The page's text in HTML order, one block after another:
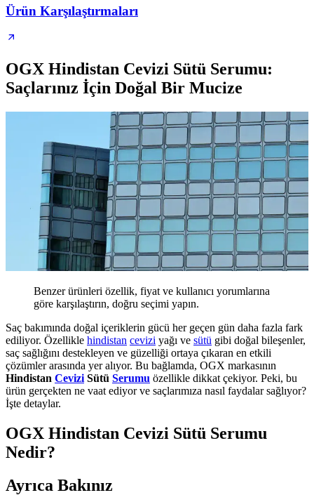
Ürün Karşılaştırmaları
OGX Hindistan Cevizi Sütü Serumu:
Saçlarınız İçin Doğal Bir Mucize
Benzer ürünleri özellik, fiyat ve kullanıcı yorumlarına
göre karşılaştırın, doğru seçimi yapın.
Saç bakımında doğal içeriklerin gücü her geçen gün daha fazla fark
ediliyor. Özellikle hindistan cevizi yağı ve sütü gibi doğal bileşenler,
saç sağlığını destekleyen ve güzelliği ortaya çıkaran en etkili
çözümler arasında yer alıyor. Bu bağlamda, OGX markasının
Hindistan Cevizi Sütü Serumu özellikle dikkat çekiyor. Peki, bu
ürün gerçekten ne vaat ediyor ve saçlarımıza nasıl faydalar sağlıyor?
İşte detaylar.
OGX Hindistan Cevizi Sütü Serumu
Nedir?
Ayrıca Bakınız